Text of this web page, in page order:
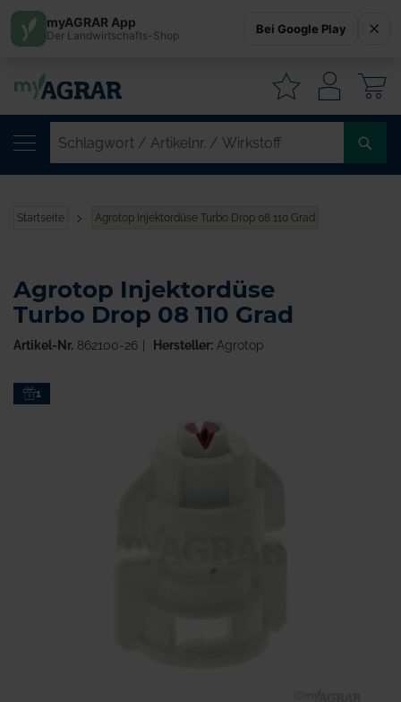
Startseite Agrotop Injektordüse Turbo Drop 08 110 Grad
Zum1
Agrotop Injektordüse
Turbo Drop 08 110 Grad
Artikel-Nr. 862100-26 Hersteller:Agrotop
myAGRAR App
Der Landwirtschafts-Shop Bei Google Play